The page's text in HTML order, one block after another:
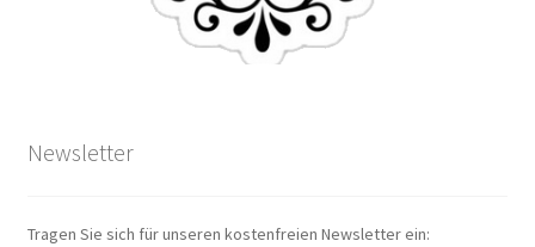
Newsletter
Tragen Sie sich für unseren kostenfreien Newsletter ein: